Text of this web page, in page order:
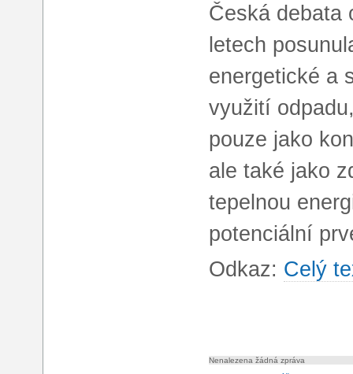
Česká debata
letech
energetické a
využití
pouze jako
ale také jako
tepelnou
potenciální
Odkaz: Celý
Nenalezena žádná zpráva